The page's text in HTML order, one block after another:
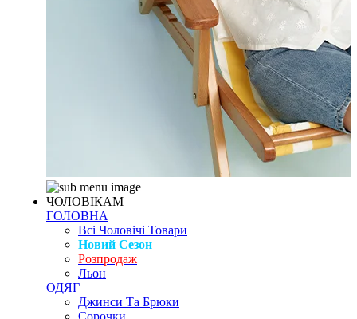
ЧОЛОВІКАМ
ГОЛОВНА
Всі Чоловічі Товари
Новий Сезон
Розпродаж
Льон
ОДЯГ
Джинси Та Брюки
Сорочки